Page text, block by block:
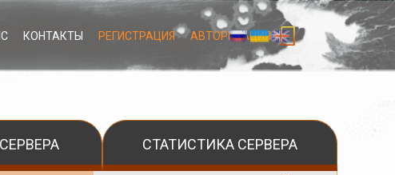
КОНТАКТЫ РЕГИСТРАЦИЯ АВТОРИЗАЦИЯ
СТАТИСТИКА СЕРВЕРА